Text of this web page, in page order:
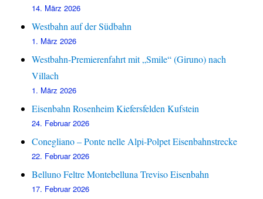
14. März 2026
Westbahn auf der Südbahn
1. März 2026
Westbahn-Premierenfahrt mit „Smile“ (Giruno) nach
Villach
1. März 2026
Eisenbahn Rosenheim Kiefersfelden Kufstein
24. Februar 2026
Conegliano – Ponte nelle Alpi-Polpet Eisenbahnstrecke
22. Februar 2026
Belluno Feltre Montebelluna Treviso Eisenbahn
17. Februar 2026